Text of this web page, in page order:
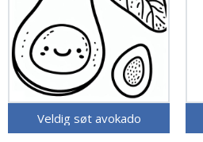
Veldig søt avokado